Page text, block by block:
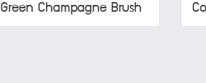
Green Champagne Brush